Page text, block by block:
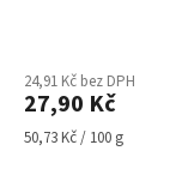
24,91 Kč bez DPH
27,90 Kč
Měrná
50,73 Kč / 100 g